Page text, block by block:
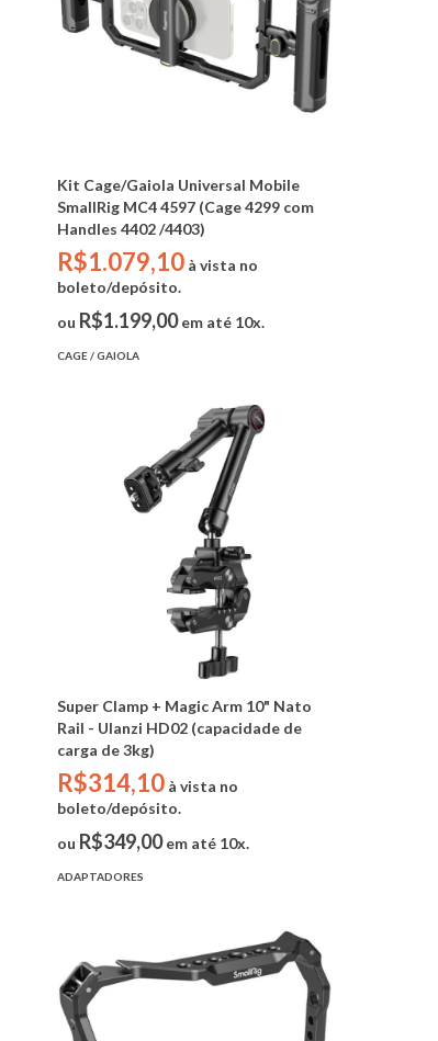
Kit Cage/Gaiola Universal Mobile
SmallRig MC4 4597 (Cage 4299 com
Handles 4402 /4403)
R$1.079,10 à vista no
boleto/depósito.
ou R$1.199,00em até 10x.
CAGE / GAIOLA
Super Clamp + Magic Arm 10" Nato
Rail - Ulanzi HD02 (capacidade de
carga de 3kg)
R$314,10 à vista no
boleto/depósito.
ou R$349,00em até 10x.
ADAPTADORES